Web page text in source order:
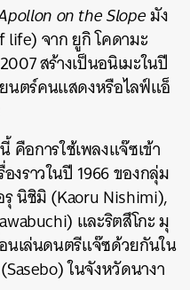
on the Slopeมัง
life) จาก ยูกิ โคดามะ
สร้างเป็นอนิเมะในปี
นตร์คนแสดงหรือไลฟ์แอ็
คือการใช้เพลงแจ๊ซเข้า
องราวในปี 1966 ของกลุ่ม
นิชิมิ (Kaoru Nishimi),
และริตสึโกะ มุ
นเล่นดนตรีแจ๊ซด้วยกันใน
ในจังหวัดนางา